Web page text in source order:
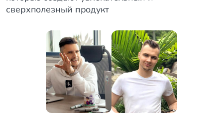
сверхполезный продукт